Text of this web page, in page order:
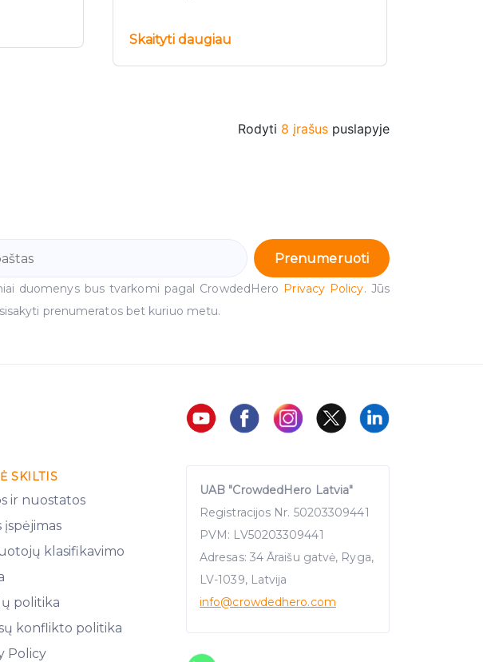
Skaityti daugiau
Rodyti 8 įrašus puslapyje
Prenumeruoti
duomenys bus tvarkomi pagal CrowdedHero Privacy Policy. Jūs
prenumeratos bet kuriuo metu.
SKILTIS
ir nuostatos
įspėjimas
klasifikavimo
politika
konflikto politika
Policy
UAB "CrowdedHero Latvia"
Registracijos Nr. 50203309441
PVM: LV50203309441
Adresas: 34 Āraišu gatvė, Ryga,
LV-1039, Latvija
info@crowdedhero.com